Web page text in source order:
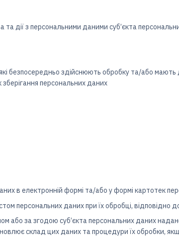
дії з персональними даними суб’єкта
безпосередньо здійснюють обробку та/або мають
зберігання персональних даних
в електронній формі та/або у формі картотек
персональних даних при їх обробці, відповідно
або за згодою суб’єкта персональних даних
склад цих даних та процедури їх обробки,